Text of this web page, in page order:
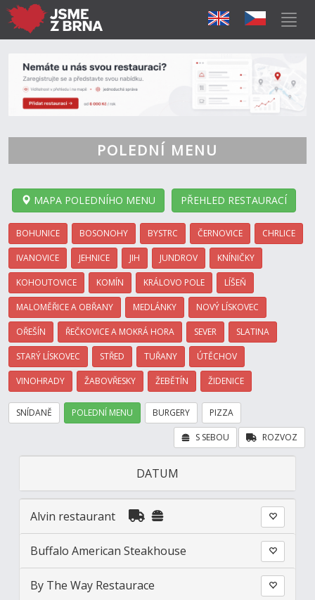
POLEDNÍ MENU
MAPA POLEDNÍHO MENU PŘEHLED RESTAURACÍ
BOHUNICE BOSONOHY BYSTRC ČERNOVICE CHRLICE
IVANOVICE JEHNICE JIH JUNDROV KNÍNIČKY
KOHOUTOVICE KOMÍN KRÁLOVO POLE LÍŠEŇ
MALOMĚŘICE A OBŘANY MEDLÁNKY NOVÝ LÍSKOVEC
OŘEŠÍN ŘEČKOVICE A MOKRÁ HORA SEVER SLATINA
STARÝ LÍSKOVEC STŘED TUŘANY ÚTĚCHOV
VINOHRADY ŽABOVŘESKY ŽEBĚTÍN ŽIDENICE
SNÍDANĚ POLEDNÍ MENU BURGERY PIZZA
ROZVOZ
S SEBOU
DATUM
Alvin restaurant
Buffalo American Steakhouse
By The Way Restaurace